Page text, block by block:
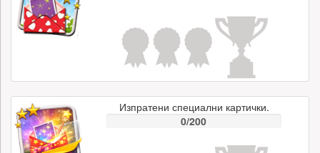
Изпратени специални картички.
0/200